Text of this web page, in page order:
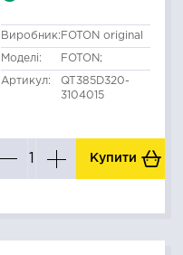
Виробник: FOTON original
Моделі: FOTON;
Артикул:
QT385D320-
3104015
Купити